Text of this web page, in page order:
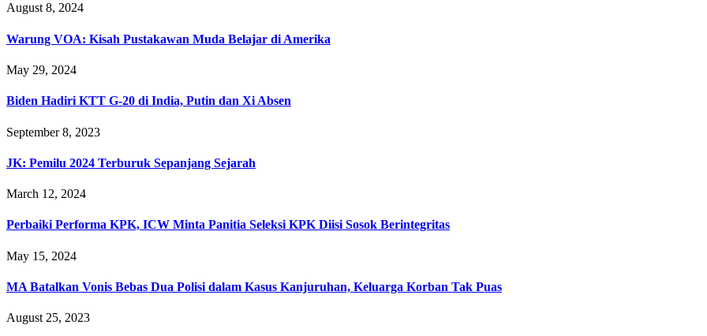
August 8, 2024
Warung VOA: Kisah Pustakawan Muda Belajar di Amerika
May 29, 2024
Biden Hadiri KTT G-20 di India, Putin dan Xi Absen
September 8, 2023
JK: Pemilu 2024 Terburuk Sepanjang Sejarah
March 12, 2024
Perbaiki Performa KPK, ICW Minta Panitia Seleksi KPK Diisi Sosok Berintegritas
May 15, 2024
MA Batalkan Vonis Bebas Dua Polisi dalam Kasus Kanjuruhan, Keluarga Korban Tak Puas
August 25, 2023